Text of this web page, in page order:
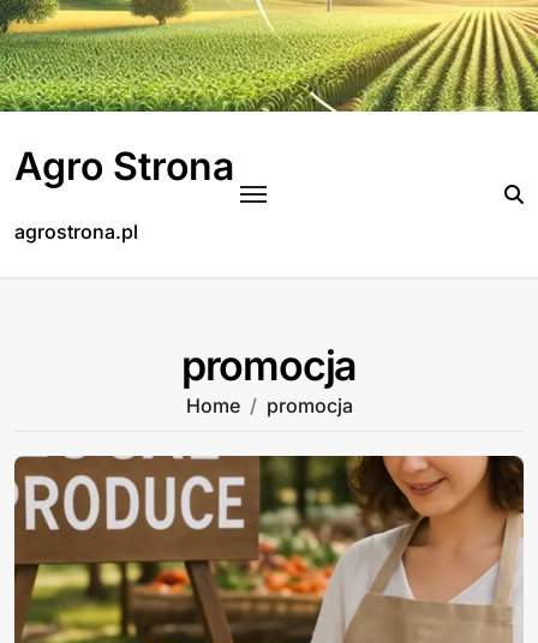
Skip
to
content
Agro Strona
agrostrona.pl
promocja
Home promocja